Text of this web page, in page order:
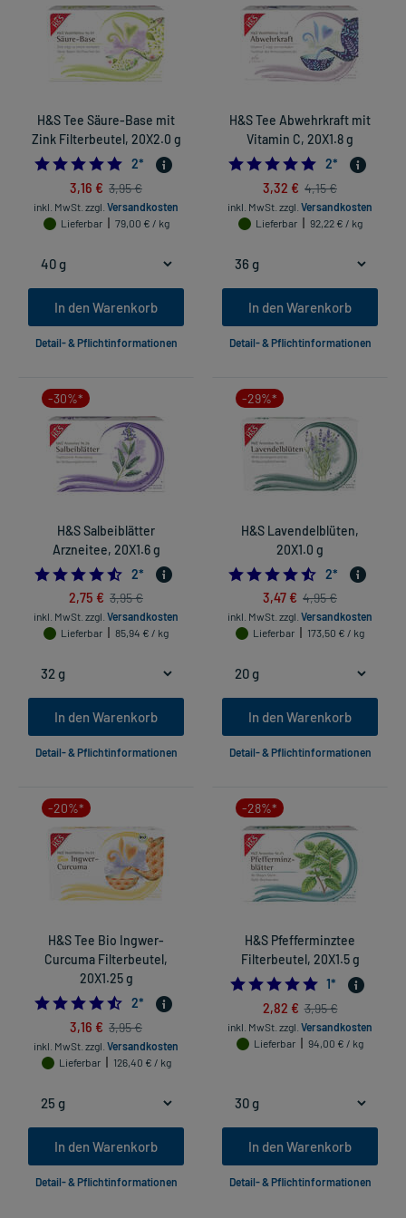
H&S Tee Säure-Base mit
Zink Filterbeutel, 20X2.0 g
5.0
2*
3,16 € 3,95 €
inkl. MwSt. zzgl. Versandkosten
Lieferbar
79,00 € / kg
In den Warenkorb
Detail- & Pflichtinformationen
H&S Tee Abwehrkraft mit
Vitamin C, 20X1.8 g
5.0
2*
3,32 € 4,15 €
inkl. MwSt. zzgl. Versandkosten
Lieferbar
92,22 € / kg
In den Warenkorb
Detail- & Pflichtinformationen
-30%*
H&S Salbeiblätter
Arzneitee, 20X1.6 g
4.5
2*
2,75 € 3,95 €
inkl. MwSt. zzgl. Versandkosten
Lieferbar
85,94 € / kg
In den Warenkorb
Detail- & Pflichtinformationen
-29%*
H&S Lavendelblüten,
20X1.0 g
4.5
2*
3,47 € 4,95 €
inkl. MwSt. zzgl. Versandkosten
Lieferbar
173,50 € / kg
In den Warenkorb
Detail- & Pflichtinformationen
-20%*
H&S Tee Bio Ingwer-
Curcuma Filterbeutel,
20X1.25 g
4.5
2*
3,16 € 3,95 €
inkl. MwSt. zzgl. Versandkosten
Lieferbar
126,40 € / kg
In den Warenkorb
Detail- & Pflichtinformationen
-28%*
H&S Pfefferminztee
Filterbeutel, 20X1.5 g
5.0
1*
2,82 € 3,95 €
inkl. MwSt. zzgl. Versandkosten
Lieferbar
94,00 € / kg
In den Warenkorb
Detail- & Pflichtinformationen